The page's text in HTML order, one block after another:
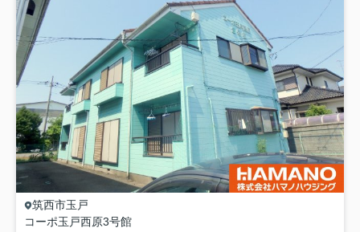
筑西市玉戸
コーポ玉戸西原3号館